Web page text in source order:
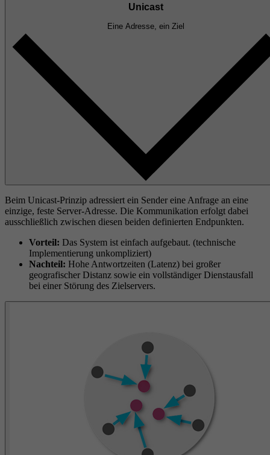
Unicast
Eine Adresse, ein Ziel
Beim Unicast-Prinzip adressiert ein Sender eine Anfrage an eine
einzige, feste Server-Adresse. Die Kommunikation erfolgt dabei
ausschließlich zwischen diesen beiden definierten Endpunkten.
Vorteil: Das System ist einfach aufgebaut. (technische
Implementierung unkompliziert)
Nachteil: Hohe Antwortzeiten (Latenz) bei großer
geografischer Distanz sowie ein vollständiger Dienstausfall
bei einer Störung des Zielservers.